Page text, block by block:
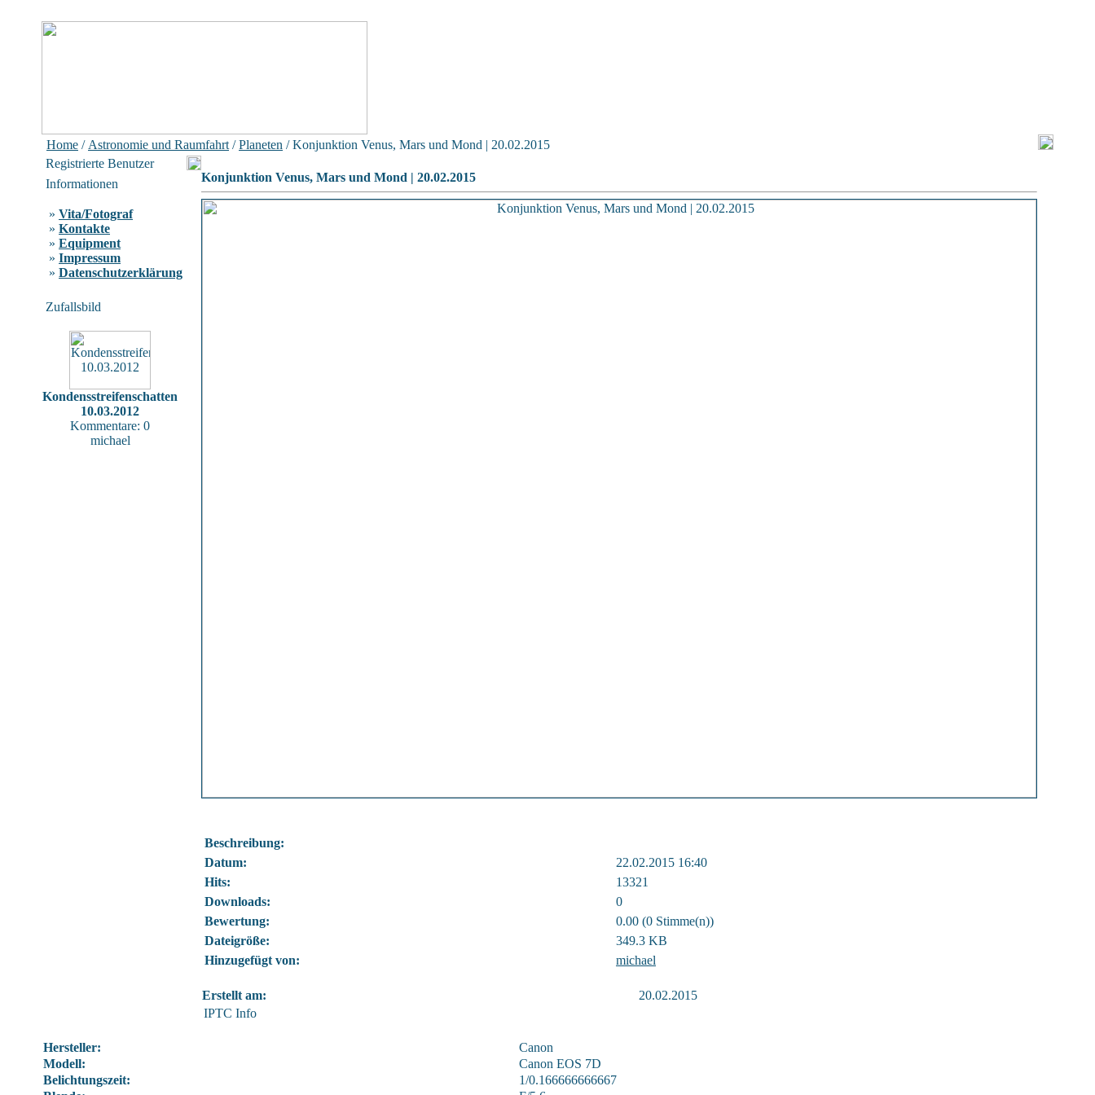
Home / Astronomie und Raumfahrt /Planeten / Konjunktion Venus, Mars und Mond | 20.02.2015
Registrierte Benutzer
Informationen
» Vita/Fotograf
» Kontakte
» Equipment
» Impressum
» Datenschutzerklärung
Zufallsbild
Kondensstreifenschatten
10.03.2012
Kommentare: 0
michael
Konjunktion Venus, Mars und Mond | 20.02.2015
Beschreibung:
Datum:
22.02.2015 16:40
Hits:
13321
Downloads:
0
Bewertung:
0.00 (0 Stimme(n))
Dateigröße:
349.3 KB
Hinzugefügt von:
michael
Erstellt am:
20.02.2015
IPTC Info
Hersteller:
Canon
Modell:
Canon EOS 7D
Belichtungszeit:
1/0.166666666667